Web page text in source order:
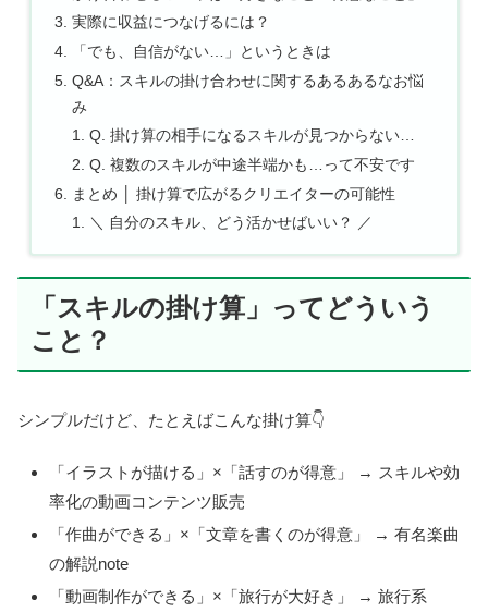
実際に収益につなげるには？
「でも、自信がない…」というときは
Q&A：スキルの掛け合わせに関するあるあるなお悩
み
Q. 掛け算の相手になるスキルが見つからない…
Q. 複数のスキルが中途半端かも…って不安です
まとめ │ 掛け算で広がるクリエイターの可能性
＼ 自分のスキル、どう活かせばいい？ ／
「スキルの掛け算」ってどういう
こと？
シンプルだけど、たとえばこんな掛け算👇
「イラストが描ける」×「話すのが得意」 → スキルや効
率化の動画コンテンツ販売
「作曲ができる」×「文章を書くのが得意」 → 有名楽曲
の解説note
「動画制作ができる」×「旅行が大好き」 → 旅行系